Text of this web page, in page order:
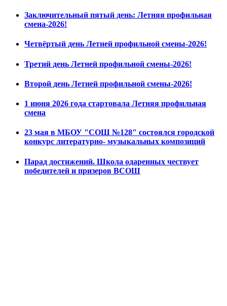
Заключительный пятый день: Летняя профильная
смена-2026!
Четвёртый день Летней профильной смены-2026!
Третий день Летней профильной смены-2026!
Второй день Летней профильной смены-2026!
1 июня 2026 года стартовала Летняя профильная
смена
23 мая в МБОУ "СОШ №128" состоялся городской
конкурс литературно- музыкальных композиций
Парад достижений. Школа одаренных чествует
победителей и призеров ВСОШ